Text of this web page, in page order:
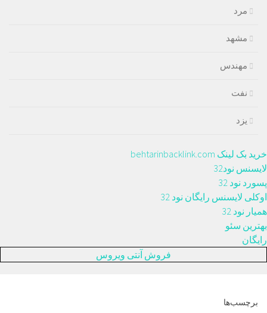
مرد
مشهد
مهندس
نفت
یزد
خرید بک لینک behtarinbacklink.com
لایسنس نود32
پسورد نود 32
اوکلی لایسنس رایگان نود 32
همیار نود 32
بهترین سئو
رایگان
فروش آنتی ویروس
برچسب‌ها